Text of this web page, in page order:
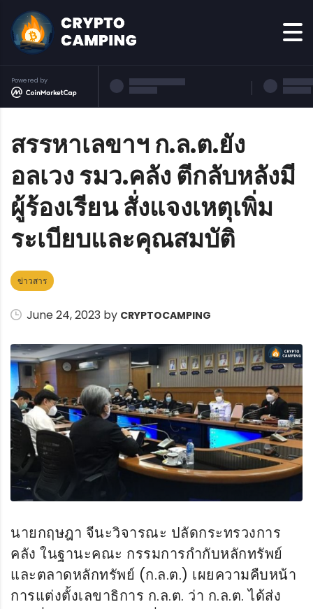
Powered by
สรรหาเลขาฯ ก.ล.ต.ยัง
อลเวง รมว.คลัง ตีกลับหลังมี
ผู้ร้องเรียน สั่งแจงเหตุเพิ่ม
ระเบียบและคุณสมบัติ
ข่าวสาร
June 24, 2023 by CRYPTOCAMPING
นายกฤษฎา จีนะวิจารณะ ปลัดกระทรวงการ
คลัง ในฐานะคณะ กรรมการกำกับหลักทรัพย์
และตลาดหลักทรัพย์ (ก.ล.ต.) เผยความคืบหน้า
การแต่งตั้งเลขาธิการ ก.ล.ต. ว่า ก.ล.ต. ได้ส่ง